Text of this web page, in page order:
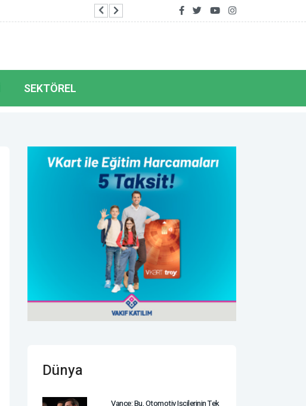
Şanlıurfa’da Filistin konvoyuna destek
SEKTÖREL
Dünya
Vance: Bu, Otomotiv Işçilerinin Tek